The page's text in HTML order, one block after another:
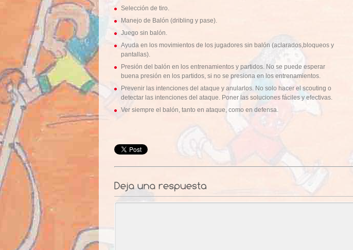
Selección de tiro.
Manejo de Balón (dribling y pase).
Juego sin balón.
Ayuda en los movimientos de los jugadores sin balón (aclarados,bloqueos y
pantallas).
Presión del balón en los entrenamientos y partidos. No se puede esperar
buena presión en los partidos, si no se presiona en los entrenamientos.
Prevenir las intenciones del ataque y anularlos. No solo hacer el scouting o
detectar las intenciones del ataque. Poner las soluciones fáciles y efectivas.
Ver siempre el balón, tanto en ataque, como en defensa.